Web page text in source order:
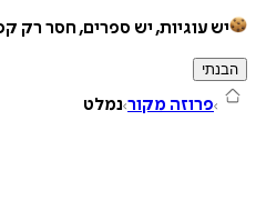
יש עוגיות, יש ספרים, חסר רק
הבנתי
פרוזה מקור נמלט